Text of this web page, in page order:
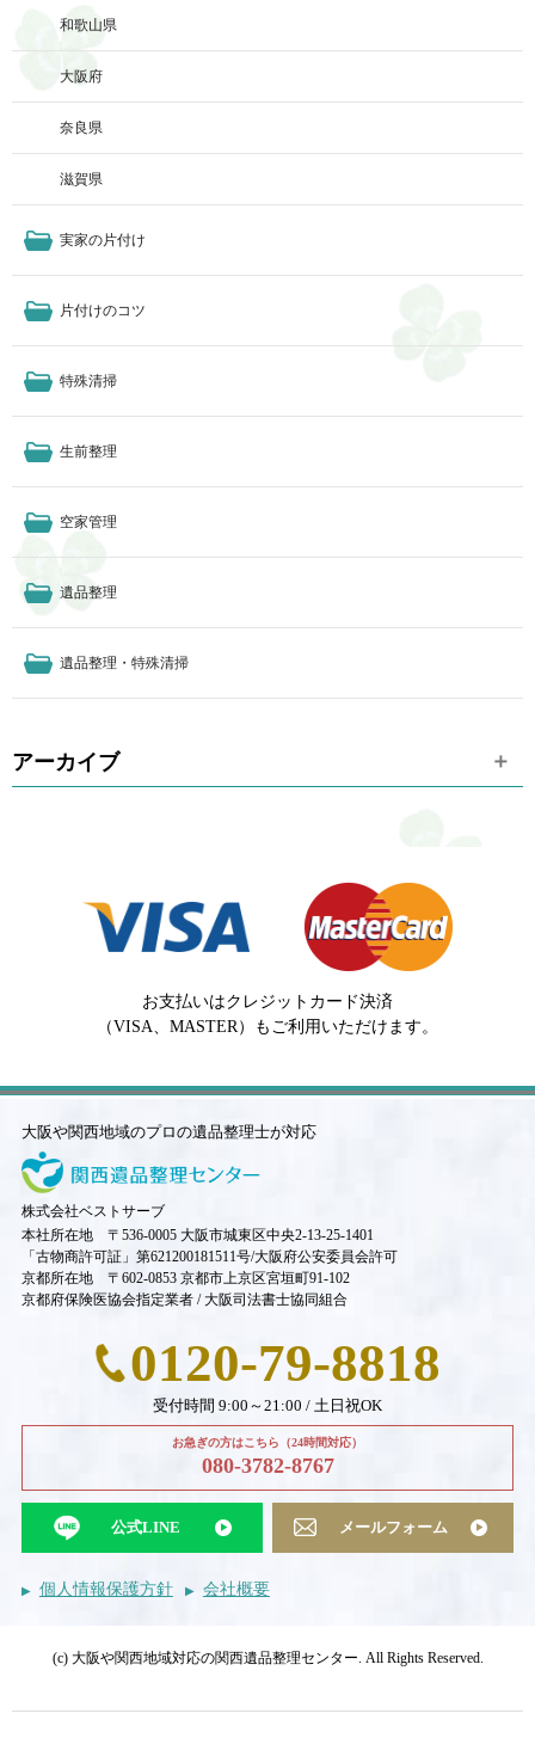
和歌山県
大阪府
奈良県
滋賀県
実家の片付け
片付けのコツ
特殊清掃
生前整理
空家管理
遺品整理
遺品整理・特殊清掃
アーカイブ
お支払いはクレジットカード決済
（VISA、MASTER）もご利用いただけます。
大阪や関西地域のプロの遺品整理士が対応
株式会社ベストサーブ
本社所在地 〒536-0005 大阪市城東区中央2-13-25-1401
「古物商許可証」第621200181511号/大阪府公安委員会許可
京都所在地 〒602-0853 京都市上京区宮垣町91-102
京都府保険医協会指定業者 / 大阪司法書士協同組合
0120-79-8818
受付時間 9:00～21:00 / 土日祝OK
お急ぎの方はこちら（24時間対応）
080-3782-8767
公式LINE メールフォーム
個人情報保護方針 会社概要
(c) 大阪や関西地域対応の関西遺品整理センター. All Rights Reserved.